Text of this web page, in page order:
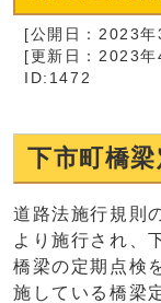
[公開日：2023年
[更新日：2023年
ID:1472
下市町橋
道路法施行規則
より施行され、
橋梁の定期点検
施している橋梁